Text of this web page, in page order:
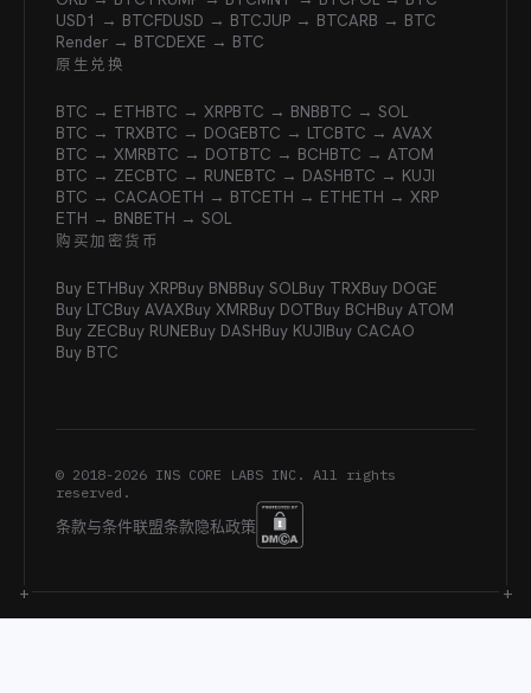
USD1 → BTCFDUSD → BTCJUP → BTCARB → BTC
Render → BTCDEXE → BTC
原生兑换
BTC → ETHBTC → XRPBTC → BNBBTC → SOL
BTC → TRXBTC → DOGEBTC → LTCBTC → AVAX
BTC → XMRBTC → DOTBTC → BCHBTC → ATOM
BTC → ZECBTC → RUNEBTC → DASHBTC → KUJI
BTC → CACAOETH → BTCETH → ETHETH → XRP
ETH → BNBETH → SOL
购买加密货币
Buy ETHBuy XRPBuy BNBBuy SOLBuy TRXBuy DOGE
Buy LTCBuy AVAXBuy XMRBuy DOTBuy BCHBuy ATOM
Buy ZECBuy RUNEBuy DASHBuy KUJIBuy CACAO
Buy BTC
© 2018-2026 INS CORE LABS INC. All rights
reserved.
条款与条件联盟条款隐私政策